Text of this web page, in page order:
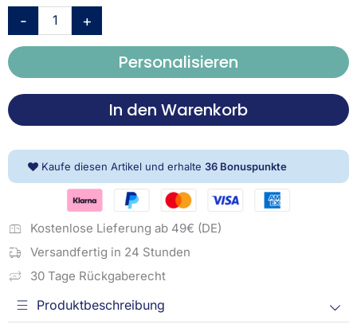
-
TAILOR
Saunatuch
'Color
Towel
Dark
–
80x200
Menge
+
Personalisieren
In den Warenkorb
Kaufe diesen Artikel und erhalte 36 Bonuspunkte
Kostenlose Lieferung ab 49€ (DE)
Versandfertig in 24 Stunden
30 Tage Rückgaberecht
Produktbeschreibung